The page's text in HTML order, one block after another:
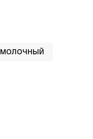
молочный